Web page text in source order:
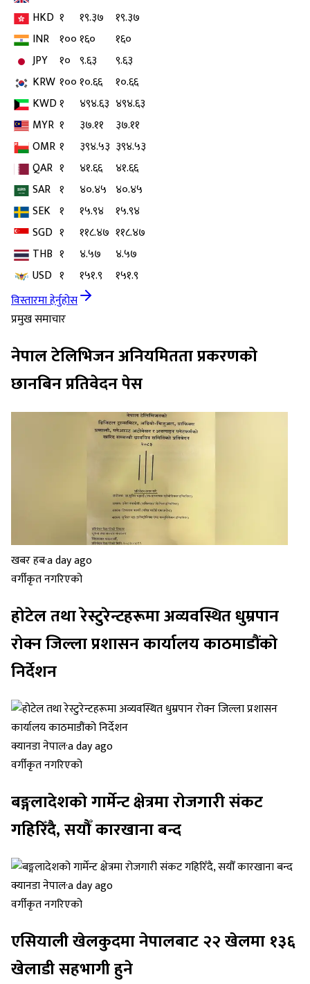
HKD १ १९.३७
१९.३७
INR १००१६०
१६०
JPY
१० ९.६३
९.६३
KRW १००१०.६६
१०.६६
KWD१ ४९४.६३ ४९४.६३
MYR १ ३७.११
३७.११
OMR १ ३९४.५३ ३९४.५३
QAR १ ४१.६६
४१.६६
SAR १ ४०.४५ ४०.४५
SEK १ १५.९४
१५.९४
SGD १ ११८.४७ ११८.४७
THB १ ४.५७
४.५७
USD १ १५१.९
१५१.९
विस्तारमा हेर्नुहोस
प्रमुख समाचार
नेपाल टेलिभिजन अनियमितता प्रकरणको
छानबिन प्रतिवेदन पेस
खबर हब·a day ago
वर्गीकृत नगरिएको
होटेल तथा रेस्टुरेन्टहरूमा अव्यवस्थित धुम्रपान
रोक्न जिल्ला प्रशासन कार्यालय काठमाडौंको
निर्देशन
क्यानडा नेपाल·a day ago
वर्गीकृत नगरिएको
बङ्गलादेशको गार्मेन्ट क्षेत्रमा रोजगारी संकट
गहिरिँदै, सयौँ कारखाना बन्द
क्यानडा नेपाल·a day ago
वर्गीकृत नगरिएको
एसियाली खेलकुदमा नेपालबाट २२ खेलमा १३६
खेलाडी सहभागी हुने